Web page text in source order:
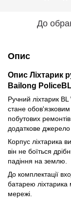
До
Опис
Опис Ліхтарик
Bailong
Ручний ліхтарик
стане
побутових
додаткове джерело
Корпус ліхтарика
він не боїться
падіння на землю.
До комплектації
батарею ліхтарика
мережі.